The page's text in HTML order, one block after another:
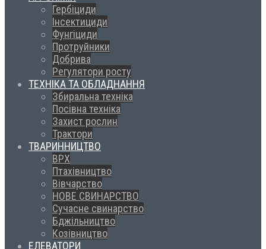
Гербіциди
Інсектициди
Фунгіциди
Протруйники
Добрива
Регулятори росту
ТЕХНІКА ТА ОБЛАДНАННЯ
Збиральна техніка
Посівна техніка
Захист рослин
Трактори
ТВАРИННИЦТВО
ВРХ
Птахівництво
Вівчарство
НОВЕ СВИНАРСТВО
Сучасне свинарство
Бджільництво
Козівництво
ЕЛЕВАТОРИ